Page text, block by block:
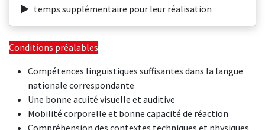
temps supplémentaire pour leur réalisation
Conditions préalables
Compétences linguistiques suffisantes dans la langue
nationale correspondante
Une bonne acuité visuelle et auditive
Mobilité corporelle et bonne capacité de réaction
Compréhension des contextes techniques et physiques